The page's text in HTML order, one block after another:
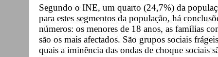
Segundo o INE, um quarto (24,7%) da
para estes segmentos da população, há
números: os menores de 18 anos, as famílias
são os mais afectados. São grupos sociais
quais a iminência das ondas de choque sociais